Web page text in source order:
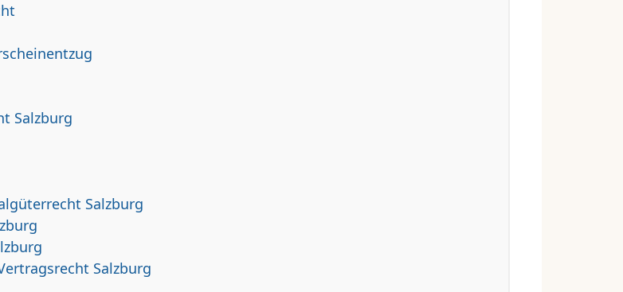
Salzburg
Salzburg
Salzburg